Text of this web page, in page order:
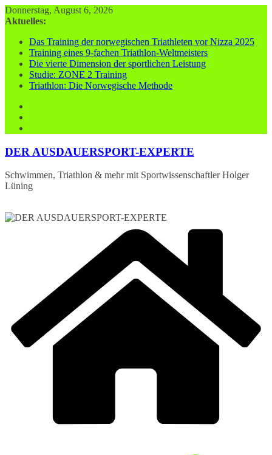
Zum
Inhalt
Donnerstag, August 6, 2026
Aktuelles:
Das Training der norwegischen Triathleten vor Nizza 2025
Training eines 9-fachen Triathlon-Weltmeisters
Die vierte Dimension der sportlichen Leistung
Studie: ZONE 2 Training
Triathlon: Die Norwegische Methode
DER AUSDAUERSPORT-EXPERTE
Schwimmen, Triathlon & mehr mit Sportwissenschaftler Holger
Lüning